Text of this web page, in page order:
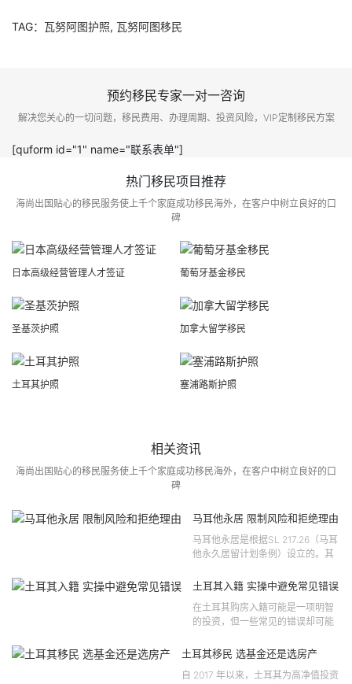
TAG： 瓦努阿图护照, 瓦努阿图移民
预约移民专家一对一咨询
解决您关心的一切问题，移民费用、办理周期、投资风险，VIP定制移民方案
[quform id="1" name="联系表单"]
热门移民项目推荐
海尚出国贴心的移民服务使上千个家庭成功移民海外，在客户中树立良好的口
碑
日本高级经营管理人才签证 葡萄牙基金移民
圣基茨护照 加拿大留学移民
土耳其护照 塞浦路斯护照
相关资讯
海尚出国贴心的移民服务使上千个家庭成功移民海外，在客户中树立良好的口
碑
马耳他永居 限制风险和拒绝理由
马耳他永居是根据SL 217.26（马耳
他永久居留计划条例）设立的。其
121 号法律公告，并随后根据2024
土耳其入籍 实操中避免常见错误
在土耳其购房入籍可能是一项明智
的投资，但一些常见的错误却可能
失。许多投资者轻信营销宣传或不
土耳其移民 选基金还是选房产
自 2017 年以来，土耳其为高净值投资